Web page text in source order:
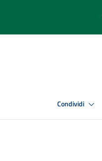
Condividi